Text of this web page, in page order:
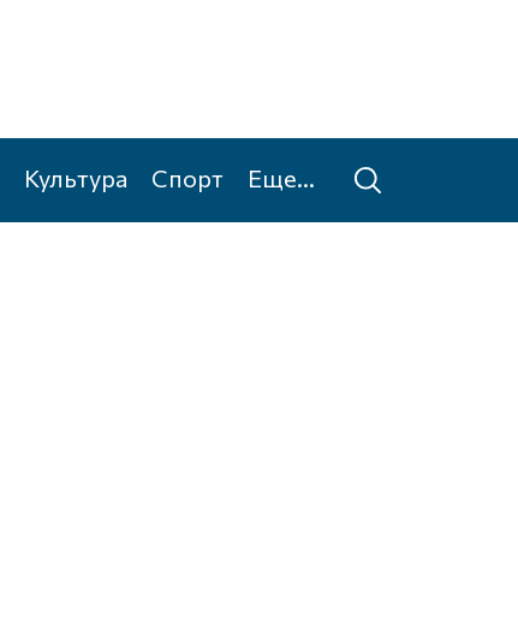
Культура Спорт Еще...